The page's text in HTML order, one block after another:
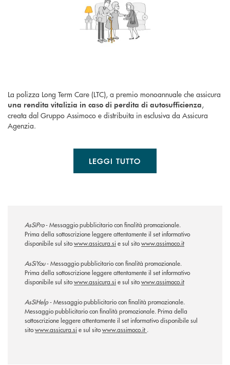
La polizza Long Term Care (LTC), a premio monoannuale che assicura
una rendita vitalizia in caso di perdita di autosufficienza,
creata dal Gruppo Assimoco e distribuita in esclusiva da Assicura
Agenzia.
LEGGI TUTTO
AsSìPro- Messaggio pubblicitario con finalità promozionale.
Prima della sottoscrizione leggere attentamente il set informativo
disponibile sul sitowww.assicura.sie sul sitowww.assimoco.it
AsSìYou- Messaggio pubblicitario con finalità promozionale.
Prima della sottoscrizione leggere attentamente il set informativo
disponibile sul sitowww.assicura.sie sul sitowww.assimoco.it
AsSìHelp- Messaggio pubblicitario con finalità promozionale.
Messaggio pubblicitario con finalità promozionale. Prima della
sottoscrizione leggere attentamente il set informativo disponibile sul
sitowww.assicura.sie sul sitowww.assimoco.it .